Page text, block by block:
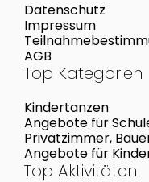
Datenschutz
Impressum
AGB
Top Kategorien
Kindertanzen
Angebote für
Privatzimmer,
Angebote für
Top Aktivitäten